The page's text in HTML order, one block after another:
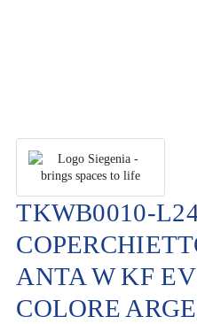
TKWB0010-
ANTA W KF
COLORE